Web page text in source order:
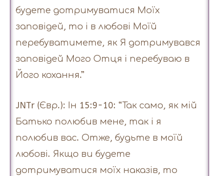
будете дотримуватися Моїх
заповідей, то і в любові Моїй
перебуватимете, як Я дотримувався
заповідей Мого Отця і перебуваю в
Його кохання.”
JNTr (Євр.): Ін 15:9-10: “Так само, як мій
Батько полюбив мене, так і я
полюбив вас. Отже, будьте в моїй
любові. Якщо ви будете
дотримуватися моїх наказів, то